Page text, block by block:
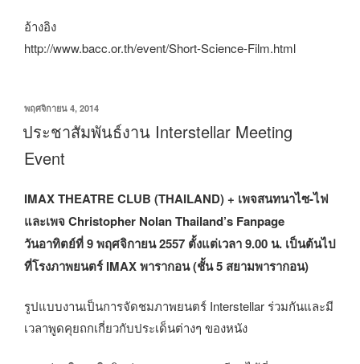
อ้างอิง
http://www.bacc.or.th/event/Short-Science-Film.html
เขียน
ที่
พฤศจิกายน 4, 2014
ประชาสัมพันธ์งาน Interstellar Meeting
Event
IMAX THEATRE CLUB (THAILAND) + เพจสนทนาไซ-ไฟ
และเพจ Christopher Nolan Thailand’s Fanpage
วันอาทิตย์ที่ 9 พฤศจิกายน 2557 ตั้งแต่เวลา 9.00 น. เป็นต้นไป
ที่โรงภาพยนตร์ IMAX พารากอน (ชั้น 5 สยามพารากอน)
รูปแบบงานเป็นการจัดชมภาพยนตร์ Interstellar ร่วมกันและมี
เวลาพูดคุยถกเกี่ยวกับประเด็นต่างๆ ของหนัง